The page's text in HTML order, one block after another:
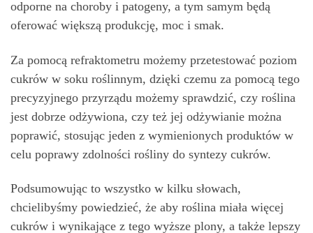
odporne na choroby i patogeny, a tym samym będą
oferować większą produkcję, moc i smak.
Za pomocą refraktometru możemy przetestować poziom
cukrów w soku roślinnym, dzięki czemu za pomocą tego
precyzyjnego przyrządu możemy sprawdzić, czy roślina
jest dobrze odżywiona, czy też jej odżywianie można
poprawić, stosując jeden z wymienionych produktów w
celu poprawy zdolności rośliny do syntezy cukrów.
Podsumowując to wszystko w kilku słowach,
chcielibyśmy powiedzieć, że aby roślina miała więcej
cukrów i wynikające z tego wyższe plony, a także lepszy